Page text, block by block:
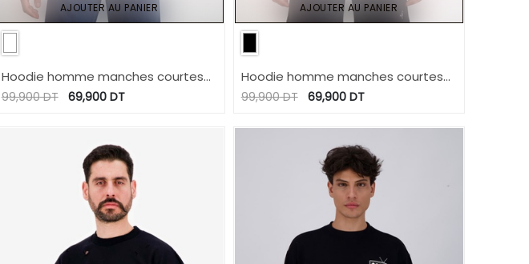
Hoodie homme manches courtes
برشا زهر
99,900DT 69,900DT
AJOUTER AU PANIER
Hoodie homme manches courtes
KTN
99,900DT 69,900DT
AJOUTER AU PANIER